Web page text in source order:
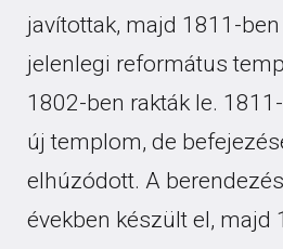
javítottak, majd 1811-
jelenlegi református
1802-ben rakták le.
új templom, de
elhúzódott. A
években készült el, majd